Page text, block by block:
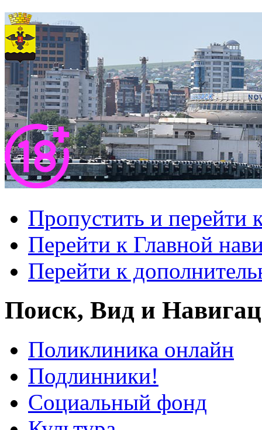
Пропустить и перейти
Перейти к Главной
Перейти к
Поиск, Вид и
Поликлиника онлайн
Подлинники!
Социальный фонд